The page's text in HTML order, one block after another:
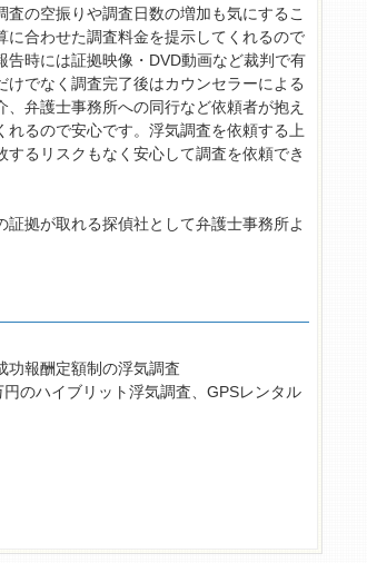
の空振りや調査日数の増加も気にするこ
に合わせた調査料金を提示してくれるので
時には証拠映像・DVD動画など裁判で有
でなく調査完了後はカウンセラーによる
弁護士事務所への同行など依頼者が抱え
るので安心です。浮気調査を依頼する上
るリスクもなく安心して調査を依頼でき
拠が取れる探偵社として弁護士事務所よ
功報酬定額制の浮気調査
のハイブリット浮気調査、GPSレンタル